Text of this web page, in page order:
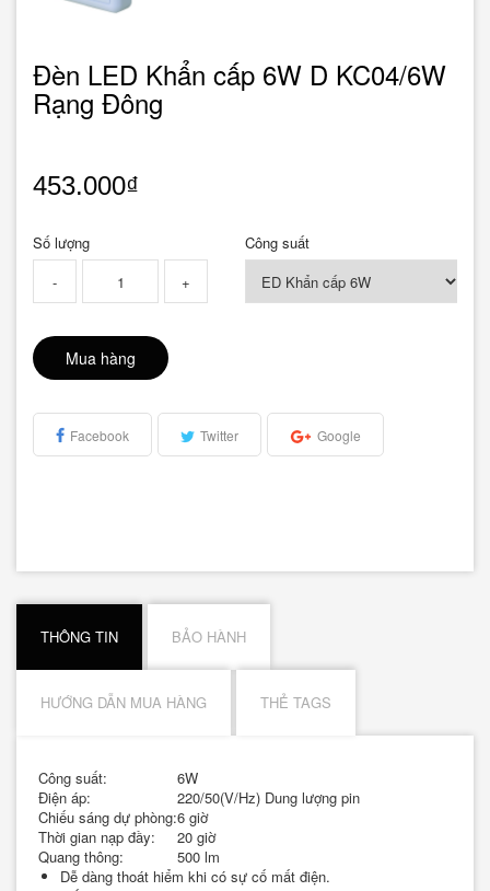
Đèn LED Khẩn cấp 6W D KC04/6W
Rạng Đông
453.000₫
Số lượng
-
+
Công suất
Mua hàng
Facebook Twitter Google
THÔNG TIN BẢO HÀNH
HƯỚNG DẪN MUA HÀNG THẺ TAGS
Công suất:
6W
Điện áp:
220/50(V/Hz) Dung lượng pin
Chiếu sáng dự phòng:6 giờ
Thời gian nạp đầy:
20 giờ
Quang thông:
500 lm
Dễ dàng thoát hiểm khi có sự cố mất điện.